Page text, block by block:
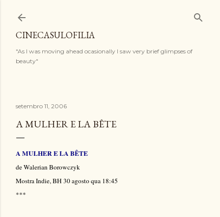
CINECASULOFILIA
"As I was moving ahead ocasionally I saw very brief glimpses of
beauty"
setembro 11, 2006
A MULHER E LA BÊTE
A MULHER ELA BÊTE
de Walerian Borowczyk
Mostra Indie, BH 30 agosto qua 18:45
***